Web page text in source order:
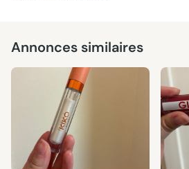
Annonces similaires